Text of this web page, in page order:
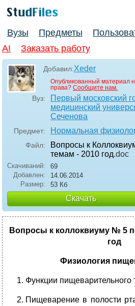
Вузы Предметы
AI
Заказать работу
Добавил:Xeder
Опубликованный материал
права? Сообщите нам.
Вуз:
Первый московский
медицинский
Сеченова
Предмет: Нормальная
Файл:
Вопросы к
темам - 2010 год.doc
Скачиваний:
69
Добавлен:
14.06.2014
Размер:
53 Кб
Скачать
Вопросы к коллоквиуму № 5
год
Физиология
Функции пищеварительного
Пищеварение в полости